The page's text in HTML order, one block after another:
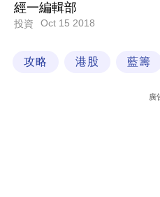
科
經一編輯部
投資 Oct 15 2018
攻略 港股 藍籌
廣